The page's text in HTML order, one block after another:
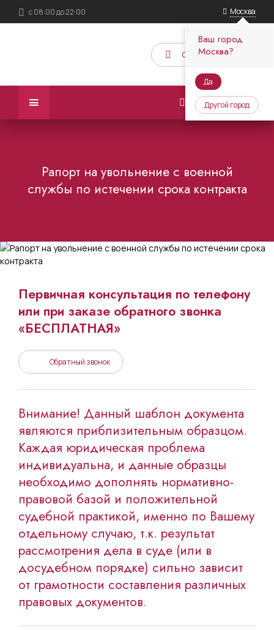
с 08:00 до 22:00 Москва
Ваш город
Москва?
Да
Другой город
Обратный звонок
Рапорт на увольнение с военной
службы по истечении срока контракта
Первичная консультация по телефону
или при заказе обратного звонка
«БЕСПЛАТНАЯ»
Обратный звонок
Внимание! Данный шаблон документа
являются приблизительным образцом.
Каждая юридическая проблема
индивидуальна, и данные образцы
необходимо дополнять нормативно-
правовой базой и положительной
судебной практикой, именно по Вашему
отдельному случаю, т.к. результат
рассмотрения дела в суде (или в
досудебном порядке) сильно зависит
от грамотности составления различных
правовых документов.